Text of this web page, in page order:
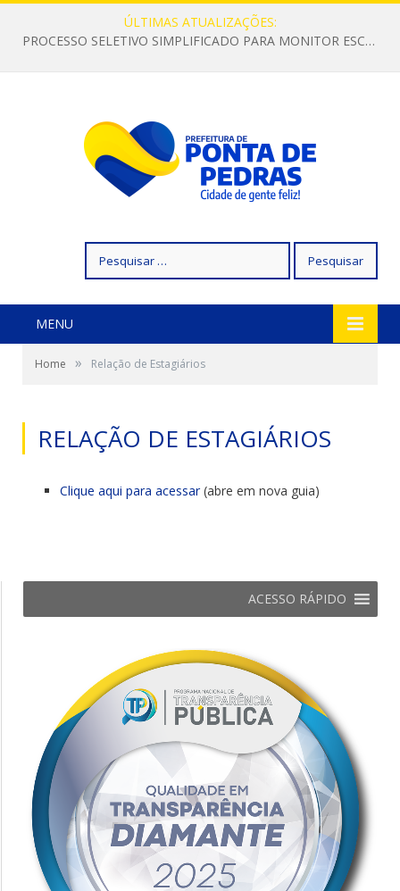
ÚLTIMAS ATUALIZAÇÕES:
PROCESSO SELETIVO SIMPLIFICADO PARA MONITOR ESCOLAR
por:
MENU
Home » Relação de Estagiários
RELAÇÃO DE ESTAGIÁRIOS
Clique aqui para acessar(abre em nova guia)
ACESSO RÁPIDO